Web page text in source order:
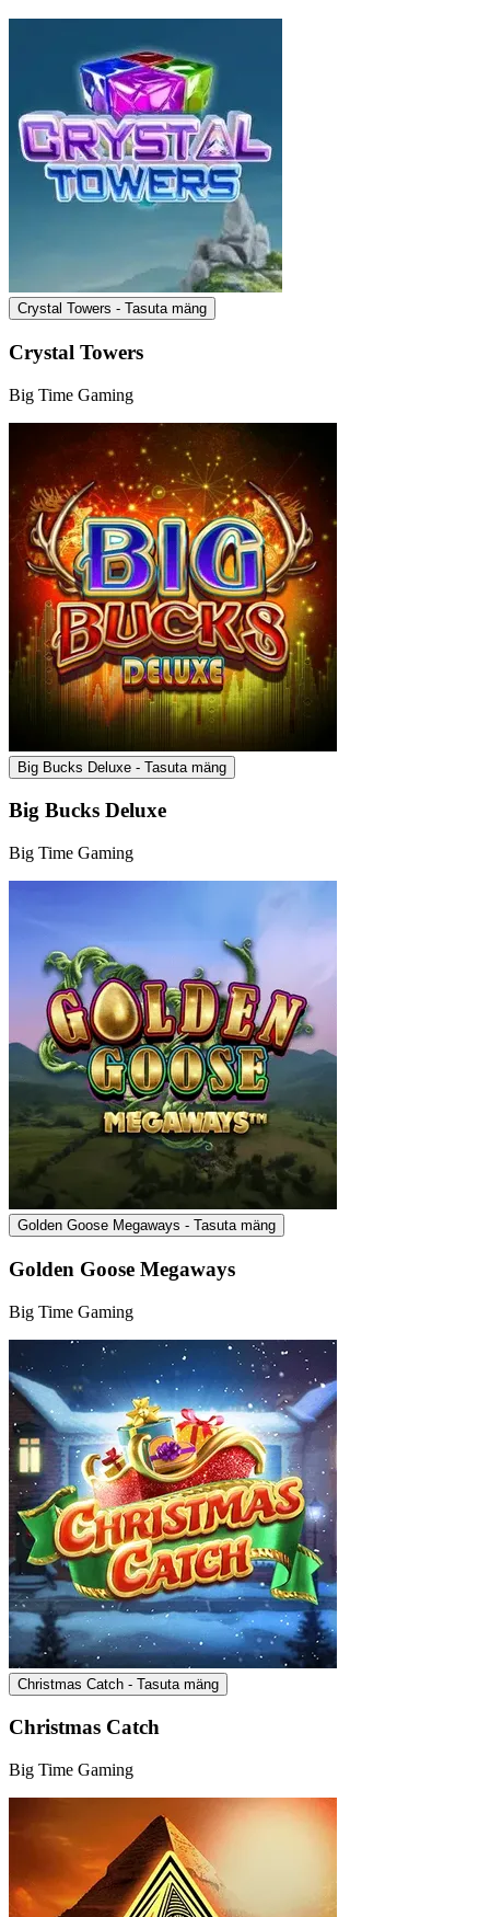
Crystal Towers - Tasuta mäng
Crystal Towers
Big Time Gaming
Big Bucks Deluxe - Tasuta mäng
Big Bucks Deluxe
Big Time Gaming
Golden Goose Megaways - Tasuta mäng
Golden Goose Megaways
Big Time Gaming
Christmas Catch - Tasuta mäng
Christmas Catch
Big Time Gaming